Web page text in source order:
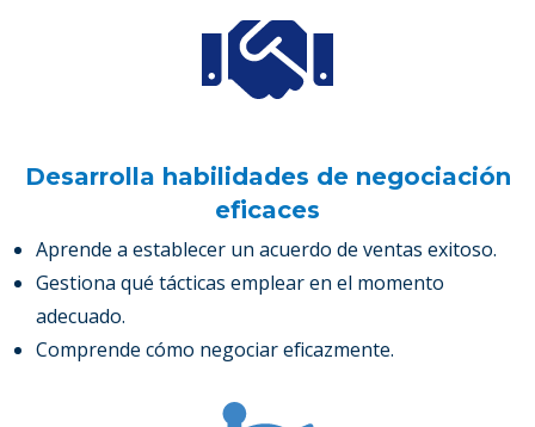
Desarrolla habilidades de negociación
eficaces
Aprende a establecer un acuerdo de ventas exitoso.
Gestiona qué tácticas emplear en el momento
adecuado.
Comprende cómo negociar eficazmente.